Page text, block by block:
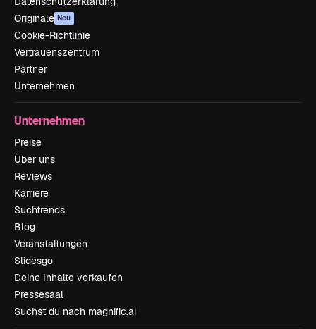
Originale Neu
Cookie-Richtlinie
Vertrauenszentrum
Partner
Unternehmen
Unternehmen
Preise
Über uns
Reviews
Karriere
Suchtrends
Blog
Veranstaltungen
Slidesgo
Deine Inhalte verkaufen
Pressesaal
Suchst du nach magnific.ai